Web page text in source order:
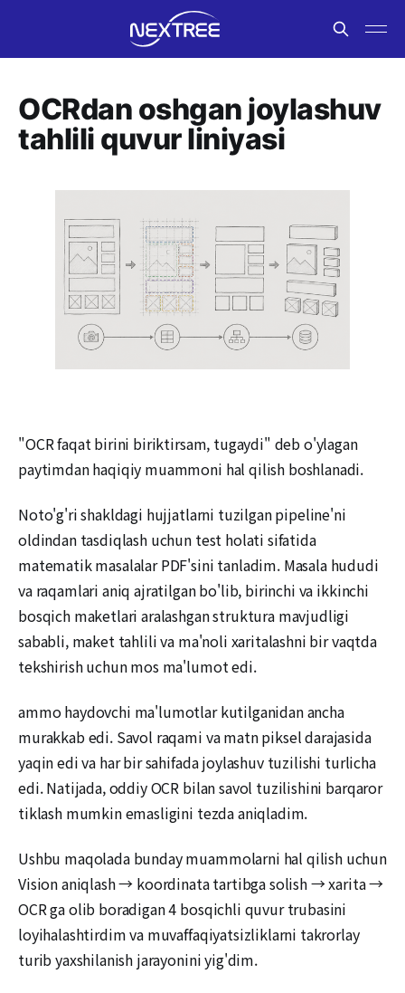
OCRdan oshgan joylashuv
tahlili quvur liniyasi
"OCR faqat birini biriktirsam, tugaydi" deb o'ylagan
paytimdan haqiqiy muammoni hal qilish boshlanadi.
Noto'g'ri shakldagi hujjatlarni tuzilgan pipeline'ni
oldindan tasdiqlash uchun test holati sifatida
matematik masalalar PDF'sini tanladim. Masala hududi
va raqamlari aniq ajratilgan bo'lib, birinchi va ikkinchi
bosqich maketlari aralashgan struktura mavjudligi
sababli, maket tahlili va ma'noli xaritalashni bir vaqtda
tekshirish uchun mos ma'lumot edi.
ammo haydovchi ma'lumotlar kutilganidan ancha
murakkab edi. Savol raqami va matn piksel darajasida
yaqin edi va har bir sahifada joylashuv tuzilishi turlicha
edi. Natijada, oddiy OCR bilan savol tuzilishini barqaror
tiklash mumkin emasligini tezda aniqladim.
Ushbu maqolada bunday muammolarni hal qilish uchun
Vision aniqlash → koordinata tartibga solish → xarita →
OCR ga olib boradigan 4 bosqichli quvur trubasini
loyihalashtirdim va muvaffaqiyatsizliklarni takrorlay
turib yaxshilanish jarayonini yig'dim.